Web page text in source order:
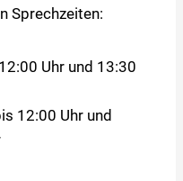
Sprechzeiten:
Uhr und 13:30
12:00 Uhr und